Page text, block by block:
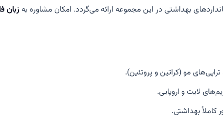
بهداشتی در این مجموعه ارائه می‌گردد. امکان مشاوره بهزبان
مو (کراتین و پروتئین).
لایت و اروپایی.
کاملاً بهداشتی.